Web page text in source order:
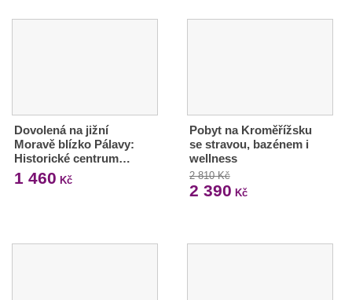
Dovolená na jižní
Moravě blízko Pálavy:
Historické centrum…
1 460 Kč
Pobyt na Kroměřížsku
se stravou, bazénem i
wellness
2 810 Kč
2 390 Kč